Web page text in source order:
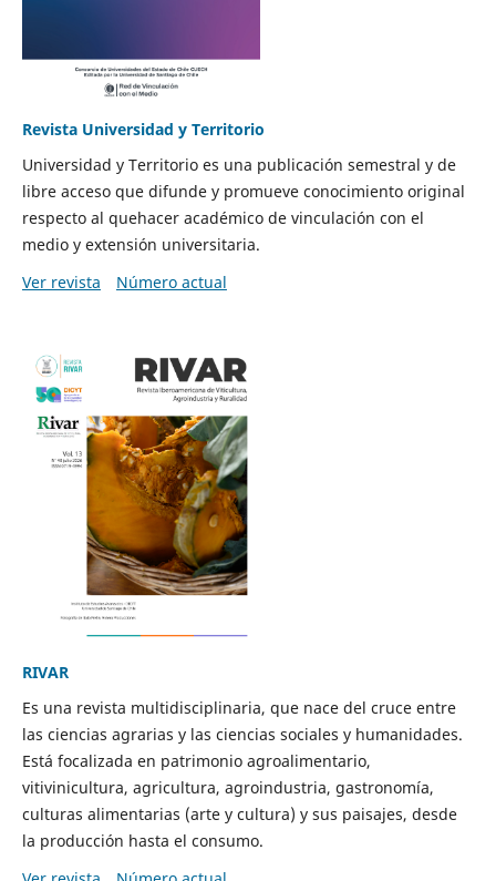
Revista Universidad y Territorio
Universidad y Territorio es una publicación semestral y de
libre acceso que difunde y promueve conocimiento original
respecto al quehacer académico de vinculación con el
medio y extensión universitaria.
Ver revista
Número actual
RIVAR
Es una revista multidisciplinaria, que nace del cruce entre
las ciencias agrarias y las ciencias sociales y humanidades.
Está focalizada en patrimonio agroalimentario,
vitivinicultura, agricultura, agroindustria, gastronomía,
culturas alimentarias (arte y cultura) y sus paisajes, desde
la producción hasta el consumo.